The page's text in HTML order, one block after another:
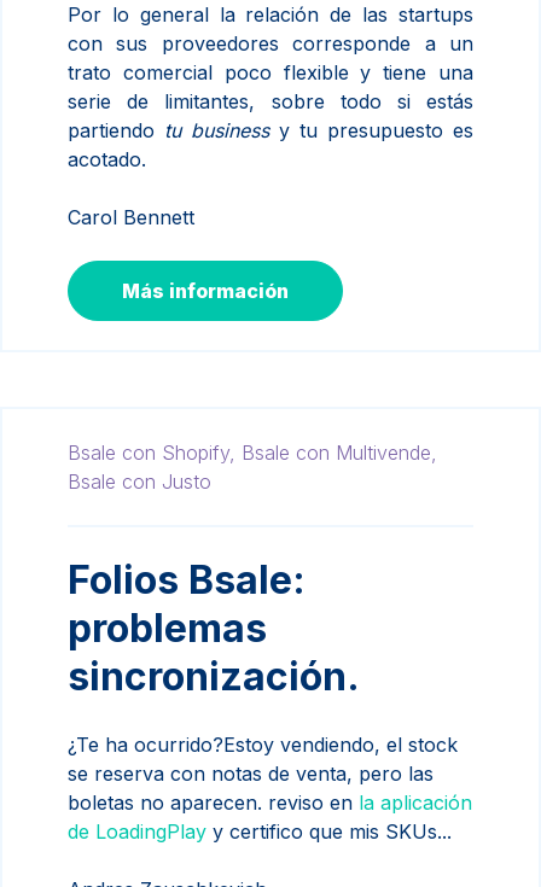
Por lo general la relación de las startups
con sus proveedores corresponde a un
trato comercial poco flexible y tiene una
serie de limitantes, sobre todo si estás
partiendo tu business y tu presupuesto es
acotado.
Carol Bennett
Más información
Bsale con Shopify, Bsale con Multivende,
Bsale con Justo
Folios Bsale:
problemas
sincronización.
¿Te ha ocurrido?Estoy vendiendo, el stock
se reserva con notas de venta, pero las
boletas no aparecen. reviso en la aplicación
de LoadingPlay y certifico que mis SKUs...